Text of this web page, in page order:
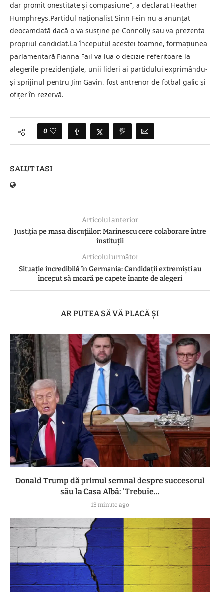
dar promit onestitate şi compasiune”, a declarat Heather
Humphreys.Partidul naţionalist Sinn Fein nu a anunţat
deocamdată dacă o va susţine pe Connolly sau va prezenta
propriul candidat.La începutul acestei toamne, formaţiunea
parlamentară Fianna Fail va lua o decizie referitoare la
alegerile prezidenţiale, unii lideri ai partidului exprimându-
şi sprijinul pentru Jim Gavin, fost antrenor de fotbal galic şi
ofiţer în rezervă.
0
SALUT IASI
Articolul anterior
Justiția pe masa discuțiilor: Marinescu cere colaborare între
instituții
Articolul următor
Situație incredibilă în Germania: Candidații extremiști au
început să moară pe capete înante de alegeri
AR PUTEA SĂ VĂ PLACĂ ȘI
Donald Trump dă primul semnal despre succesorul
său la Casa Albă: 'Trebuie...
13 minute ago